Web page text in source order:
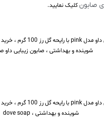
صابونکلیک نمایید.